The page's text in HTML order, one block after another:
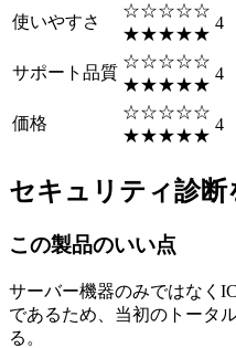
使いやすさ
☆☆☆☆☆
★★★★★
4
サポート品質
☆☆☆☆☆
★★★★★
4
価格
☆☆☆☆☆
★★★★★
4
セキュリティ診断
この製品のいい点
サーバー機器のみではなく
であるため、当初のトータ
る。